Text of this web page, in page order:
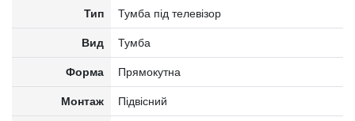
Тип Тумба під телевізор
Вид Тумба
Форма Прямокутна
Монтаж Підвісний